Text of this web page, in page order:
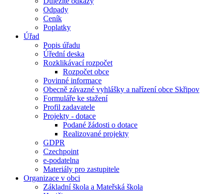
Odpady
Ceník
Poplatky
Úřad
Popis úřadu
Úřední deska
Rozklikávací rozpočet
Rozpočet obce
Povinné informace
Obecně závazné vyhlášky a nařízení obce Skřipov
Formuláře ke stažení
Profil zadavatele
Projekty - dotace
Podané žádosti o dotace
Realizované projekty
GDPR
Czechpoint
e-podatelna
Materiály pro zastupitele
Organizace v obci
Základní škola a Mateřská škola